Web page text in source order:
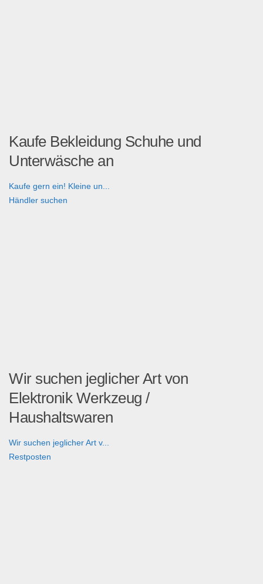
Kaufe Bekleidung Schuhe und
Unterwäsche an
Kaufe gern ein! Kleine un...
Händler suchen
Wir suchen jeglicher Art von
Elektronik Werkzeug /
Haushaltswaren
Wir suchen jeglicher Art v...
Restposten